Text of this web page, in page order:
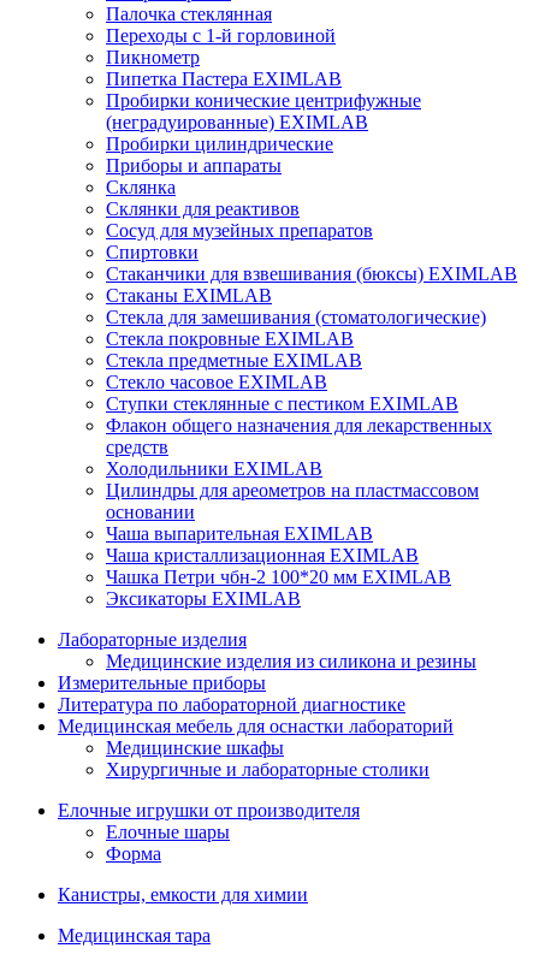
Палочка стеклянная
Переходы с 1-й горловиной
Пикнометр
Пипетка Пастера EXIMLAB
Пробирки конические центрифужные
(неградуированные) EXIMLAB
Пробирки цилиндрические
Приборы и аппараты
Склянка
Склянки для реактивов
Сосуд для музейных препаратов
Спиртовки
Стаканчики для взвешивания (бюксы) EXIMLAB
Стаканы EXIMLAB
Стекла для замешивания (стоматологические)
Стекла покровные EXIMLAB
Стекла предметные EXIMLAB
Стекло часовое EXIMLAB
Ступки стеклянные с пестиком EXIMLAB
Флакон общего назначения для лекарственных
средств
Холодильники EXIMLAB
Цилиндры для ареометров на пластмассовом
основании
Чаша выпарительная EXIMLAB
Чаша кристаллизационная EXIMLAB
Чашка Петри чбн-2 100*20 мм EXIMLAB
Эксикаторы EXIMLAB
Лабораторные изделия
Медицинские изделия из силикона и резины
Измерительные приборы
Литература по лабораторной диагностике
Медицинская мебель для оснастки лабораторий
Медицинские шкафы
Хирургичные и лабораторные столики
Елочные игрушки от производителя
Елочные шары
Форма
Канистры, емкости для химии
Медицинская тара